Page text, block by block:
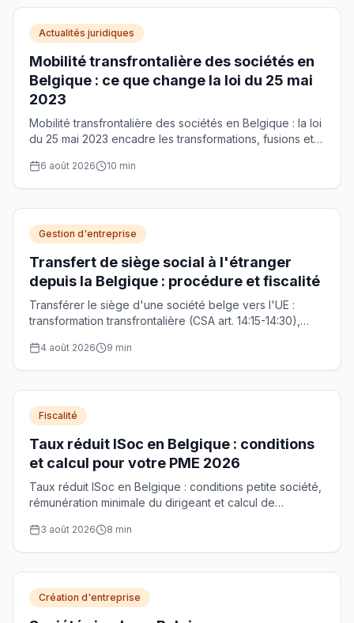
Actualités juridiques
Mobilité transfrontalière des sociétés en
Belgique : ce que change la loi du 25 mai
2023
Mobilité transfrontalière des sociétés en Belgique : la loi
du 25 mai 2023 encadre les transformations, fusions et
des actionnaires.
6 août 2026 10 min
Gestion d'entreprise
Transfert de siège social à l'étranger
depuis la Belgique : procédure et fiscalité
Transférer le siège d'une société belge vers l'UE :
transformation transfrontalière (CSA art. 14:15-14:30),
4 août 2026 9 min
Fiscalité
Taux réduit ISoc en Belgique : conditions
et calcul pour votre PME 2026
Taux réduit ISoc en Belgique : conditions petite société,
rémunération minimale du dirigeant et calcul de
3 août 2026 8 min
Création d'entreprise